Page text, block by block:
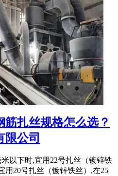
筋扎丝规格怎么选？
限公司
以下时,宜用22号扎丝（镀锌铁
用20号扎丝（镀锌铁丝）,在25